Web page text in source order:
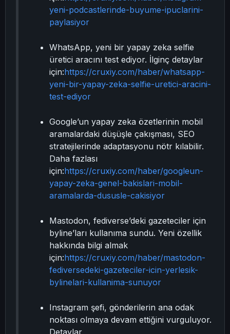
yeni-podcastlerinde-buyume-ipuclarini-
paylasiyor
WhatsApp, yeni bir yapay zeka selfie
üretici aracını test ediyor. İlginç detaylar
için:https://cruxiy.com/haber/whatsapp-
yeni-bir-yapay-zeka-selfie-uretici-aracini-
test-ediyor
Google’un yapay zeka özetlerinin mobil
aramalardaki düşüşle çakışması, SEO
stratejilerinde adaptasyonu nötr kılabilir.
Daha fazlası
için:https://cruxiy.com/haber/googleun-
yapay-zeka-genel-bakislari-mobil-
aramalarda-dususle-cakisiyor
Mastodon, fediverse’deki gazeteciler için
byline’ları kullanıma sundu. Yeni özellik
hakkında bilgi almak
için:https://cruxiy.com/haber/mastodon-
fediversedeki-gazeteciler-icin-yerlesik-
bylinelari-kullanima-sunuyor
Instagram şefi, gönderilerin ana odak
noktası olmaya devam ettiğini vurguluyor.
Detaylar